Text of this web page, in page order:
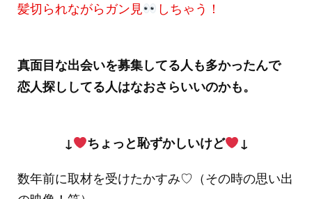
髪切られながらガン見
しちゃう！
真面目な出会いを募集してる人も多かったんで
恋人探ししてる人はなおさらいいのかも。
↓ ちょっと恥ずかしいけど
↓
数年前に取材を受けたかすみ♡（その時の思い出